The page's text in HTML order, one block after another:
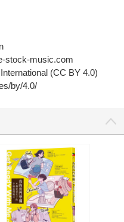
提科．林德布勞在經歷
暴、找到摯愛卻罹患罕
，又正面擁抱自己的生
很輕，說出來，或打成
，卻能改變你的一生。
stock-music.com
(CC BY 4.0)
by/4.0/